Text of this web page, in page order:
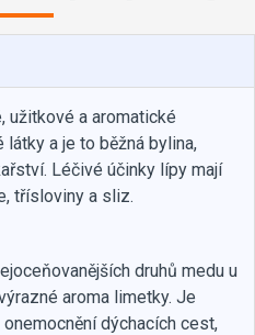
užitkové a aromatické
a je to běžná bylina,
Léčivé účinky lípy mají
třísloviny a sliz.
druhů medu u
aroma limetky. Je
dýchacích cest,